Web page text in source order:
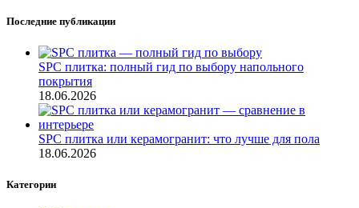
Последние публикации
SPC плитка: полный гид по выбору напольного
покрытия
18.06.2026
SPC плитка или керамогранит: что лучше для пола
18.06.2026
Категории